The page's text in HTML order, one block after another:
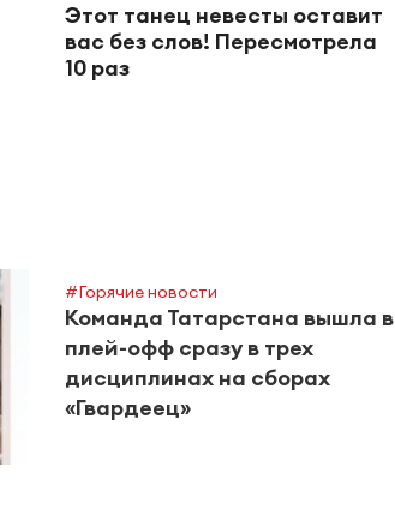
Этот танец невесты оставит
вас без слов! Пересмотрела
10 раз
#Горячие новости
Команда Татарстана вышла в
плей-офф сразу в трех
дисциплинах на сборах
«Гвардеец»